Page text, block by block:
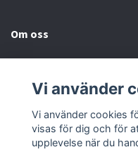
Om oss
Kontakta oss
Vi använder
Vi använder cookies
visas för dig och för
upplevelse när du